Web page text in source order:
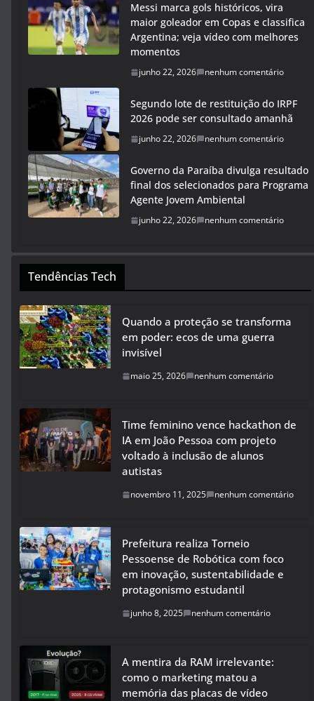
Messi marca gols históricos, vira
maior goleador em Copas e classifica
Argentina; veja vídeo com melhores
momentos
junho 22, 2026 nenhum comentário
Segundo lote de restituição do IRPF
2026 pode ser consultado amanhã
junho 22, 2026 nenhum comentário
Governo da Paraíba divulga resultado
final dos selecionados para Programa
Agente Jovem Ambiental
junho 22, 2026 nenhum comentário
Tendências Tech
Quando a proteção se transforma
em poder: ecos de uma guerra
invisível
maio 25, 2026 nenhum comentário
Time feminino vence hackathon de
IA em João Pessoa com projeto
voltado à inclusão de alunos
autistas
novembro 11, 2025 nenhum comentário
Prefeitura realiza Torneio
Pessoense de Robótica com foco
em inovação, sustentabilidade e
protagonismo estudantil
junho 8, 2025 nenhum comentário
A mentira da RAM irrelevante:
como o marketing matou a
memória das placas de vídeo